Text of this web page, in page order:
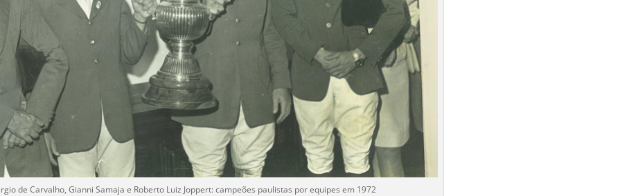
de Carvalho, Gianni Samaja e Roberto Luiz Joppert: campeões paulistas por equipes em 1972